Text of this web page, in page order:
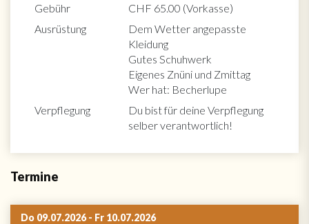
Gebühr
CHF 65.00 (Vorkasse)
Ausrüstung
Dem Wetter angepasste
Kleidung
Gutes Schuhwerk
Eigenes Znüni und Zmittag
Wer hat: Becherlupe
Verpflegung
Du bist für deine Verpflegung
selber verantwortlich!
Termine
Do 09.07.2026 - Fr 10.07.2026